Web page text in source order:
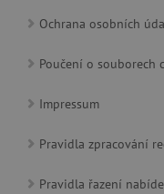
Ochrana osobních
Poučení o souborech
Impressum
Pravidla zpracování
Pravidla řazení